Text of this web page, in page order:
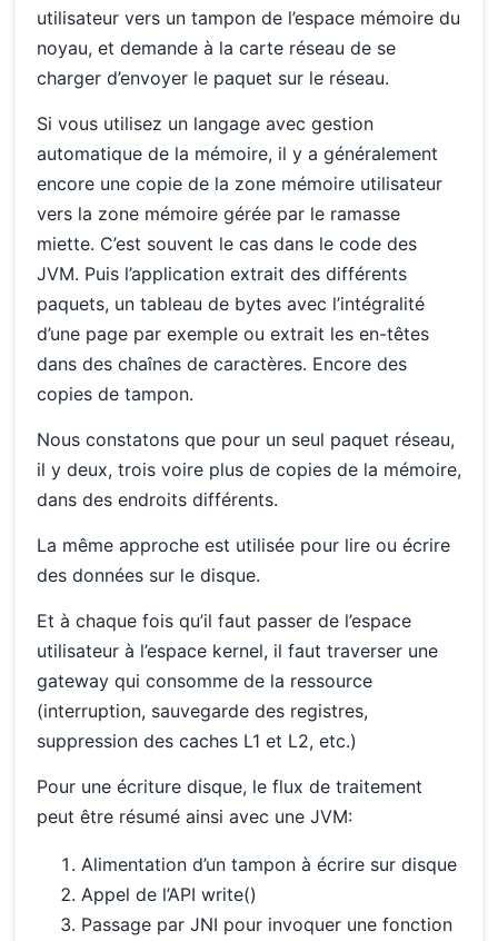
utilisateur vers un tampon de l’espace mémoire du
noyau, et demande à la carte réseau de se
charger d’envoyer le paquet sur le réseau.
Si vous utilisez un langage avec gestion
automatique de la mémoire, il y a généralement
encore une copie de la zone mémoire utilisateur
vers la zone mémoire gérée par le ramasse
miette. C’est souvent le cas dans le code des
JVM. Puis l’application extrait des différents
paquets, un tableau de bytes avec l’intégralité
d’une page par exemple ou extrait les en-têtes
dans des chaînes de caractères. Encore des
copies de tampon.
Nous constatons que pour un seul paquet réseau,
il y deux, trois voire plus de copies de la mémoire,
dans des endroits différents.
La même approche est utilisée pour lire ou écrire
des données sur le disque.
Et à chaque fois qu’il faut passer de l’espace
utilisateur à l’espace kernel, il faut traverser une
gateway qui consomme de la ressource
(interruption, sauvegarde des registres,
suppression des caches L1 et L2, etc.)
Pour une écriture disque, le flux de traitement
peut être résumé ainsi avec une JVM:
Alimentation d’un tampon à écrire sur disque
Appel de l’API write()
Passage par JNI pour invoquer une fonction